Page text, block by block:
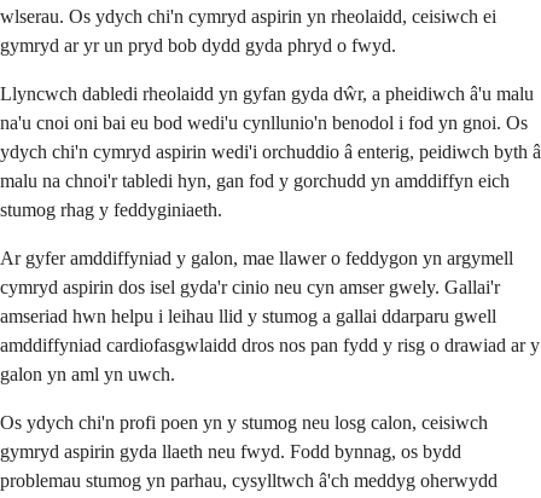
wlserau. Os ydych chi'n cymryd aspirin yn rheolaidd, ceisiwch ei
gymryd ar yr un pryd bob dydd gyda phryd o fwyd.
Llyncwch dabledi rheolaidd yn gyfan gyda dŵr, a pheidiwch â'u malu
na'u cnoi oni bai eu bod wedi'u cynllunio'n benodol i fod yn gnoi. Os
ydych chi'n cymryd aspirin wedi'i orchuddio â enterig, peidiwch byth â
malu na chnoi'r tabledi hyn, gan fod y gorchudd yn amddiffyn eich
stumog rhag y feddyginiaeth.
Ar gyfer amddiffyniad y galon, mae llawer o feddygon yn argymell
cymryd aspirin dos isel gyda'r cinio neu cyn amser gwely. Gallai'r
amseriad hwn helpu i leihau llid y stumog a gallai ddarparu gwell
amddiffyniad cardiofasgwlaidd dros nos pan fydd y risg o drawiad ar y
galon yn aml yn uwch.
Os ydych chi'n profi poen yn y stumog neu losg calon, ceisiwch
gymryd aspirin gyda llaeth neu fwyd. Fodd bynnag, os bydd
problemau stumog yn parhau, cysylltwch â'ch meddyg oherwydd